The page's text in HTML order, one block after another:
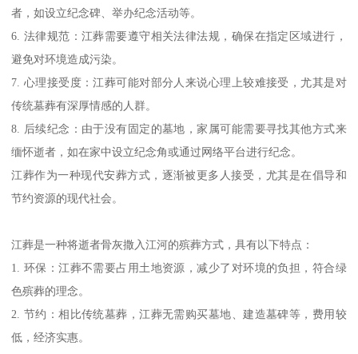
者，如设立纪念碑、举办纪念活动等。
6. 法律规范：江葬需要遵守相关法律法规，确保在指定区域进行，
避免对环境造成污染。
7. 心理接受度：江葬可能对部分人来说心理上较难接受，尤其是对
传统墓葬有深厚情感的人群。
8. 后续纪念：由于没有固定的墓地，家属可能需要寻找其他方式来
缅怀逝者，如在家中设立纪念角或通过网络平台进行纪念。
江葬作为一种现代安葬方式，逐渐被更多人接受，尤其是在倡导和
节约资源的现代社会。